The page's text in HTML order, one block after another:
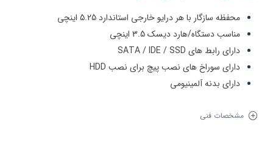
محفظه سازگار با هر درایو خارجی استاندارد 5.25 اینچی
مناسب دستگاه/هارد دیسک 3.5 اینچی
دارای رابط های SATA / IDE / SSD
دارای سوراخ های نصب پیچ برای نصب HDD
دارای بدنه آلمینیومی
مشخصات فنی